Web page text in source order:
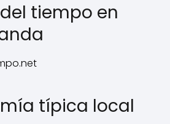
tiempo en
típica local